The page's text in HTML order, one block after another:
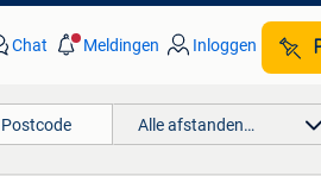
Chat Meldingen Inloggen
Alle afstanden…